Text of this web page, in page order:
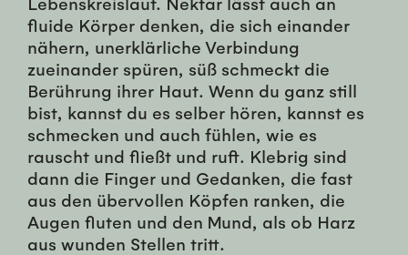
fluide Körper denken, die sich einander
nähern, unerklärliche Verbindung
zueinander spüren, süß schmeckt die
Berührung ihrer Haut. Wenn du ganz still
bist, kannst du es selber hören, kannst es
schmecken und auch fühlen, wie es
rauscht und fließt und ruft. Klebrig sind
dann die Finger und Gedanken, die fast
aus den übervollen Köpfen ranken, die
Augen fluten und den Mund, als ob Harz
aus wunden Stellen tritt.